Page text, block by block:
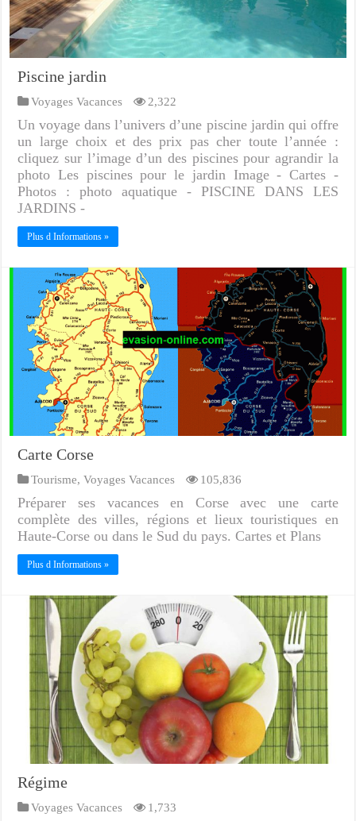
Piscine jardin
Voyages Vacances 2,322
Un voyage dans l’univers d’une piscine jardin qui offre
un large choix et des prix pas cher toute l’année :
cliquez sur l’image d’un des piscines pour agrandir la
photo Les piscines pour le jardin Image - Cartes -
Photos : photo aquatique - PISCINE DANS LES
JARDINS -
Plus d Informations »
Carte Corse
Tourisme,Voyages Vacances 105,836
Préparer ses vacances en Corse avec une carte
complète des villes, régions et lieux touristiques en
Haute-Corse ou dans le Sud du pays. Cartes et Plans
Plus d Informations »
Régime
Voyages Vacances 1,733